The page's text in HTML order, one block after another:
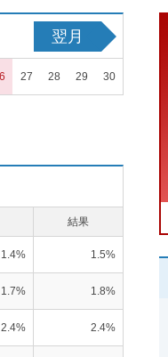
翌月
27 28 29 30
結果
1.4% 1.5%
1.7% 1.8%
2.4% 2.4%